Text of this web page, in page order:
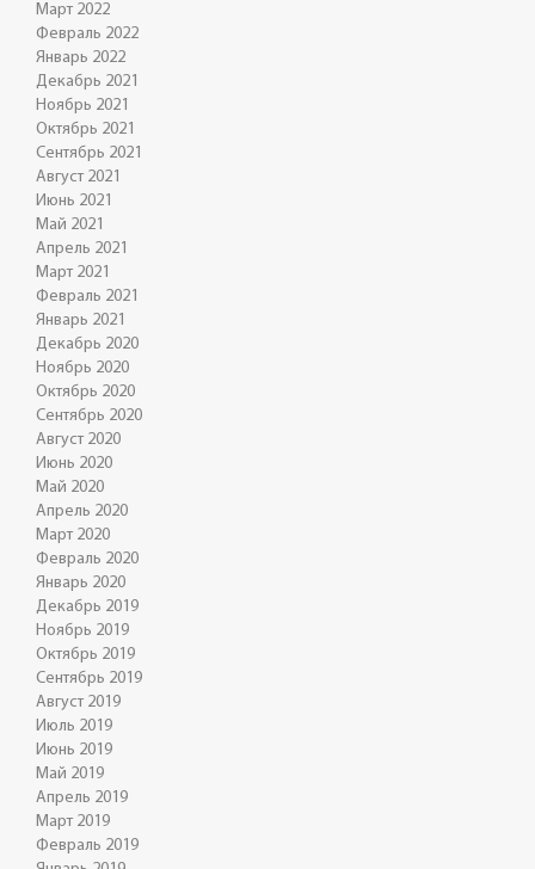
Март 2022
Февраль 2022
Январь 2022
Декабрь 2021
Ноябрь 2021
Октябрь 2021
Сентябрь 2021
Август 2021
Июнь 2021
Май 2021
Апрель 2021
Март 2021
Февраль 2021
Январь 2021
Декабрь 2020
Ноябрь 2020
Октябрь 2020
Сентябрь 2020
Август 2020
Июнь 2020
Май 2020
Апрель 2020
Март 2020
Февраль 2020
Январь 2020
Декабрь 2019
Ноябрь 2019
Октябрь 2019
Сентябрь 2019
Август 2019
Июль 2019
Июнь 2019
Май 2019
Апрель 2019
Март 2019
Февраль 2019